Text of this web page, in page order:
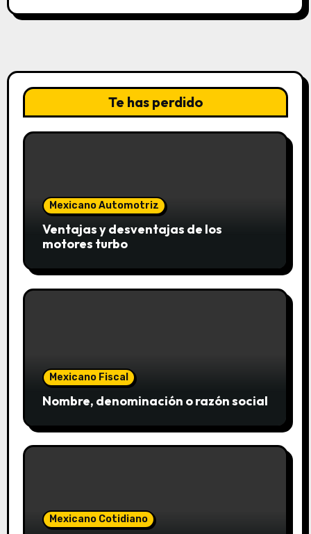
Te has perdido
Mexicano Automotriz
Ventajas y desventajas de los
motores turbo
Mexicano Fiscal
Nombre, denominación o razón social
Mexicano Cotidiano